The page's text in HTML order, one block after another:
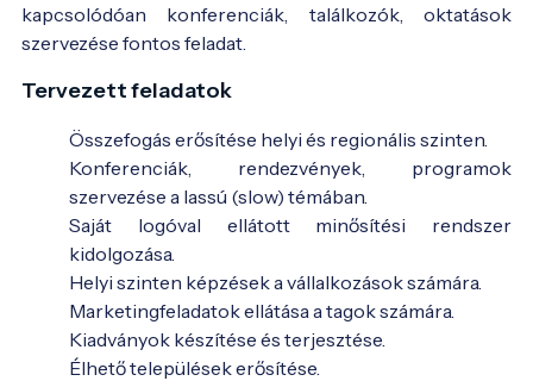
kapcsolódóan konferenciák, találkozók, oktatások
szervezése fontos feladat.
Tervezett feladatok
Összefogás erősítése helyi és regionális szinten.
Konferenciák, rendezvények, programok
szervezése a lassú (slow) témában.
Saját logóval ellátott minősítési rendszer
kidolgozása.
Helyi szinten képzések a vállalkozások számára.
Marketingfeladatok ellátása a tagok számára.
Kiadványok készítése és terjesztése.
Élhető települések erősítése.